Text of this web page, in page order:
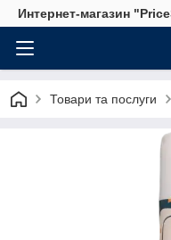
Интернет-магазин
Товари та послуги